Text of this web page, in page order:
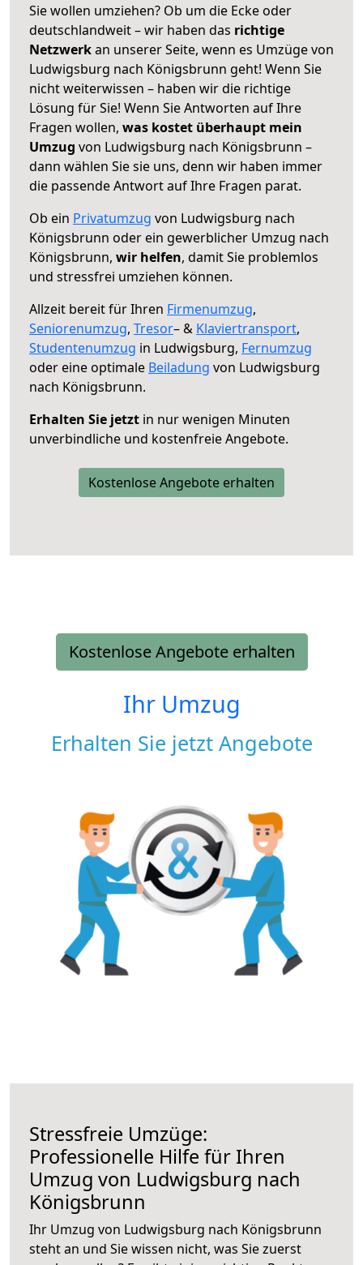
Sie wollen umziehen? Ob um die Ecke oder
deutschlandweit – wir haben das richtige
Netzwerkan unserer Seite, wenn es Umzüge von
Ludwigsburg nach Königsbrunn geht! Wenn Sie
nicht weiterwissen – haben wir die richtige
Lösung für Sie! Wenn Sie Antworten auf Ihre
Fragen wollen, was kostet überhaupt mein
Umzug von Ludwigsburg nach Königsbrunn –
dann wählen Sie sie uns, denn wir haben immer
die passende Antwort auf Ihre Fragen parat.
Ob ein Privatumzug von Ludwigsburg nach
Königsbrunn oder ein gewerblicher Umzug nach
Königsbrunn, wir helfen, damit Sie problemlos
und stressfrei umziehen können.
Allzeit bereit für Ihren Firmenumzug,
Seniorenumzug, Tresor– & Klaviertransport,
Studentenumzug in Ludwigsburg, Fernumzug
oder eine optimale Beiladung von Ludwigsburg
nach Königsbrunn.
Erhalten Sie jetzt in nur wenigen Minuten
unverbindliche und kostenfreie Angebote.
Kostenlose Angebote erhalten
Kostenlose Angebote erhalten
Ihr Umzug
Erhalten Sie jetzt Angebote
Stressfreie Umzüge:
Professionelle Hilfe für Ihren
Umzug von Ludwigsburg nach
Königsbrunn
Ihr Umzug von Ludwigsburg nach Königsbrunn
steht an und Sie wissen nicht, was Sie zuerst